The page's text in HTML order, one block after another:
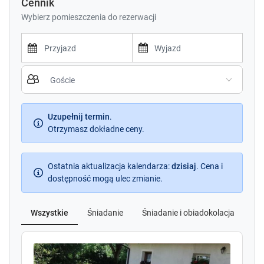
Cennik
Wybierz pomieszczenia do rezerwacji
P
r
e
s
s
t
h
e
d
o
w
a
r
o
P
e
s
h
e
d
o
w
a
o
Uzupełnij termin.
Otrzymasz dokładne ceny.
Ostatnia aktualizacja kalendarza:dzisiaj. Cena i
dostępność mogą ulec zmianie.
Wszystkie Śniadanie Śniadanie i obiadokolacja